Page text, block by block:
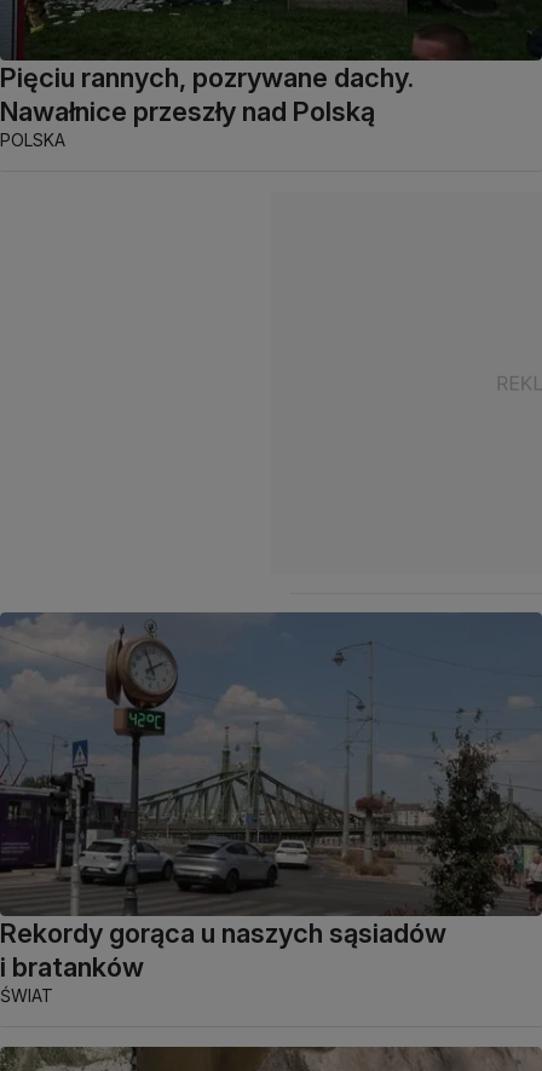
Pięciu rannych, pozrywane dachy.
Nawałnice przeszły nad Polską
POLSKA
Rekordy gorąca u naszych sąsiadów
i bratanków
ŚWIAT